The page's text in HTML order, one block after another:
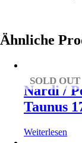
Ähnliche
SOLD OUT
Nardi /
Taunus
Weiterlesen